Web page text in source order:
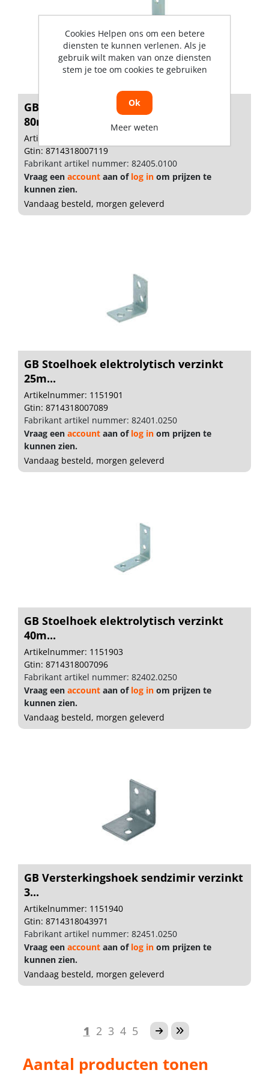
GB Stoelhoek elektrolytisch verzinkt
80m...
Artikelnummer: 1151907
Gtin: 8714318007119
Fabrikant artikel nummer: 82405.0100
Vraag een account aan of log in om prijzen te
kunnen zien.
Vandaag besteld, morgen geleverd
GB Stoelhoek elektrolytisch verzinkt
25m...
Artikelnummer: 1151901
Gtin: 8714318007089
Fabrikant artikel nummer: 82401.0250
Vraag een account aan of log in om prijzen te
kunnen zien.
Vandaag besteld, morgen geleverd
GB Stoelhoek elektrolytisch verzinkt
40m...
Artikelnummer: 1151903
Gtin: 8714318007096
Fabrikant artikel nummer: 82402.0250
Vraag een account aan of log in om prijzen te
kunnen zien.
Vandaag besteld, morgen geleverd
GB Versterkingshoek sendzimir verzinkt
3...
Artikelnummer: 1151940
Gtin: 8714318043971
Fabrikant artikel nummer: 82451.0250
Vraag een account aan of log in om prijzen te
kunnen zien.
Vandaag besteld, morgen geleverd
1 2 3 4 5
Aantal producten tonen
Cookies Helpen ons om een betere
diensten te kunnen verlenen. Als je
gebruik wilt maken van onze diensten
stem je toe om cookies te gebruiken
Ok
Meer weten